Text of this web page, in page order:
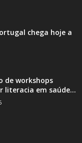
chega hoje a
de workshops
em saúde...